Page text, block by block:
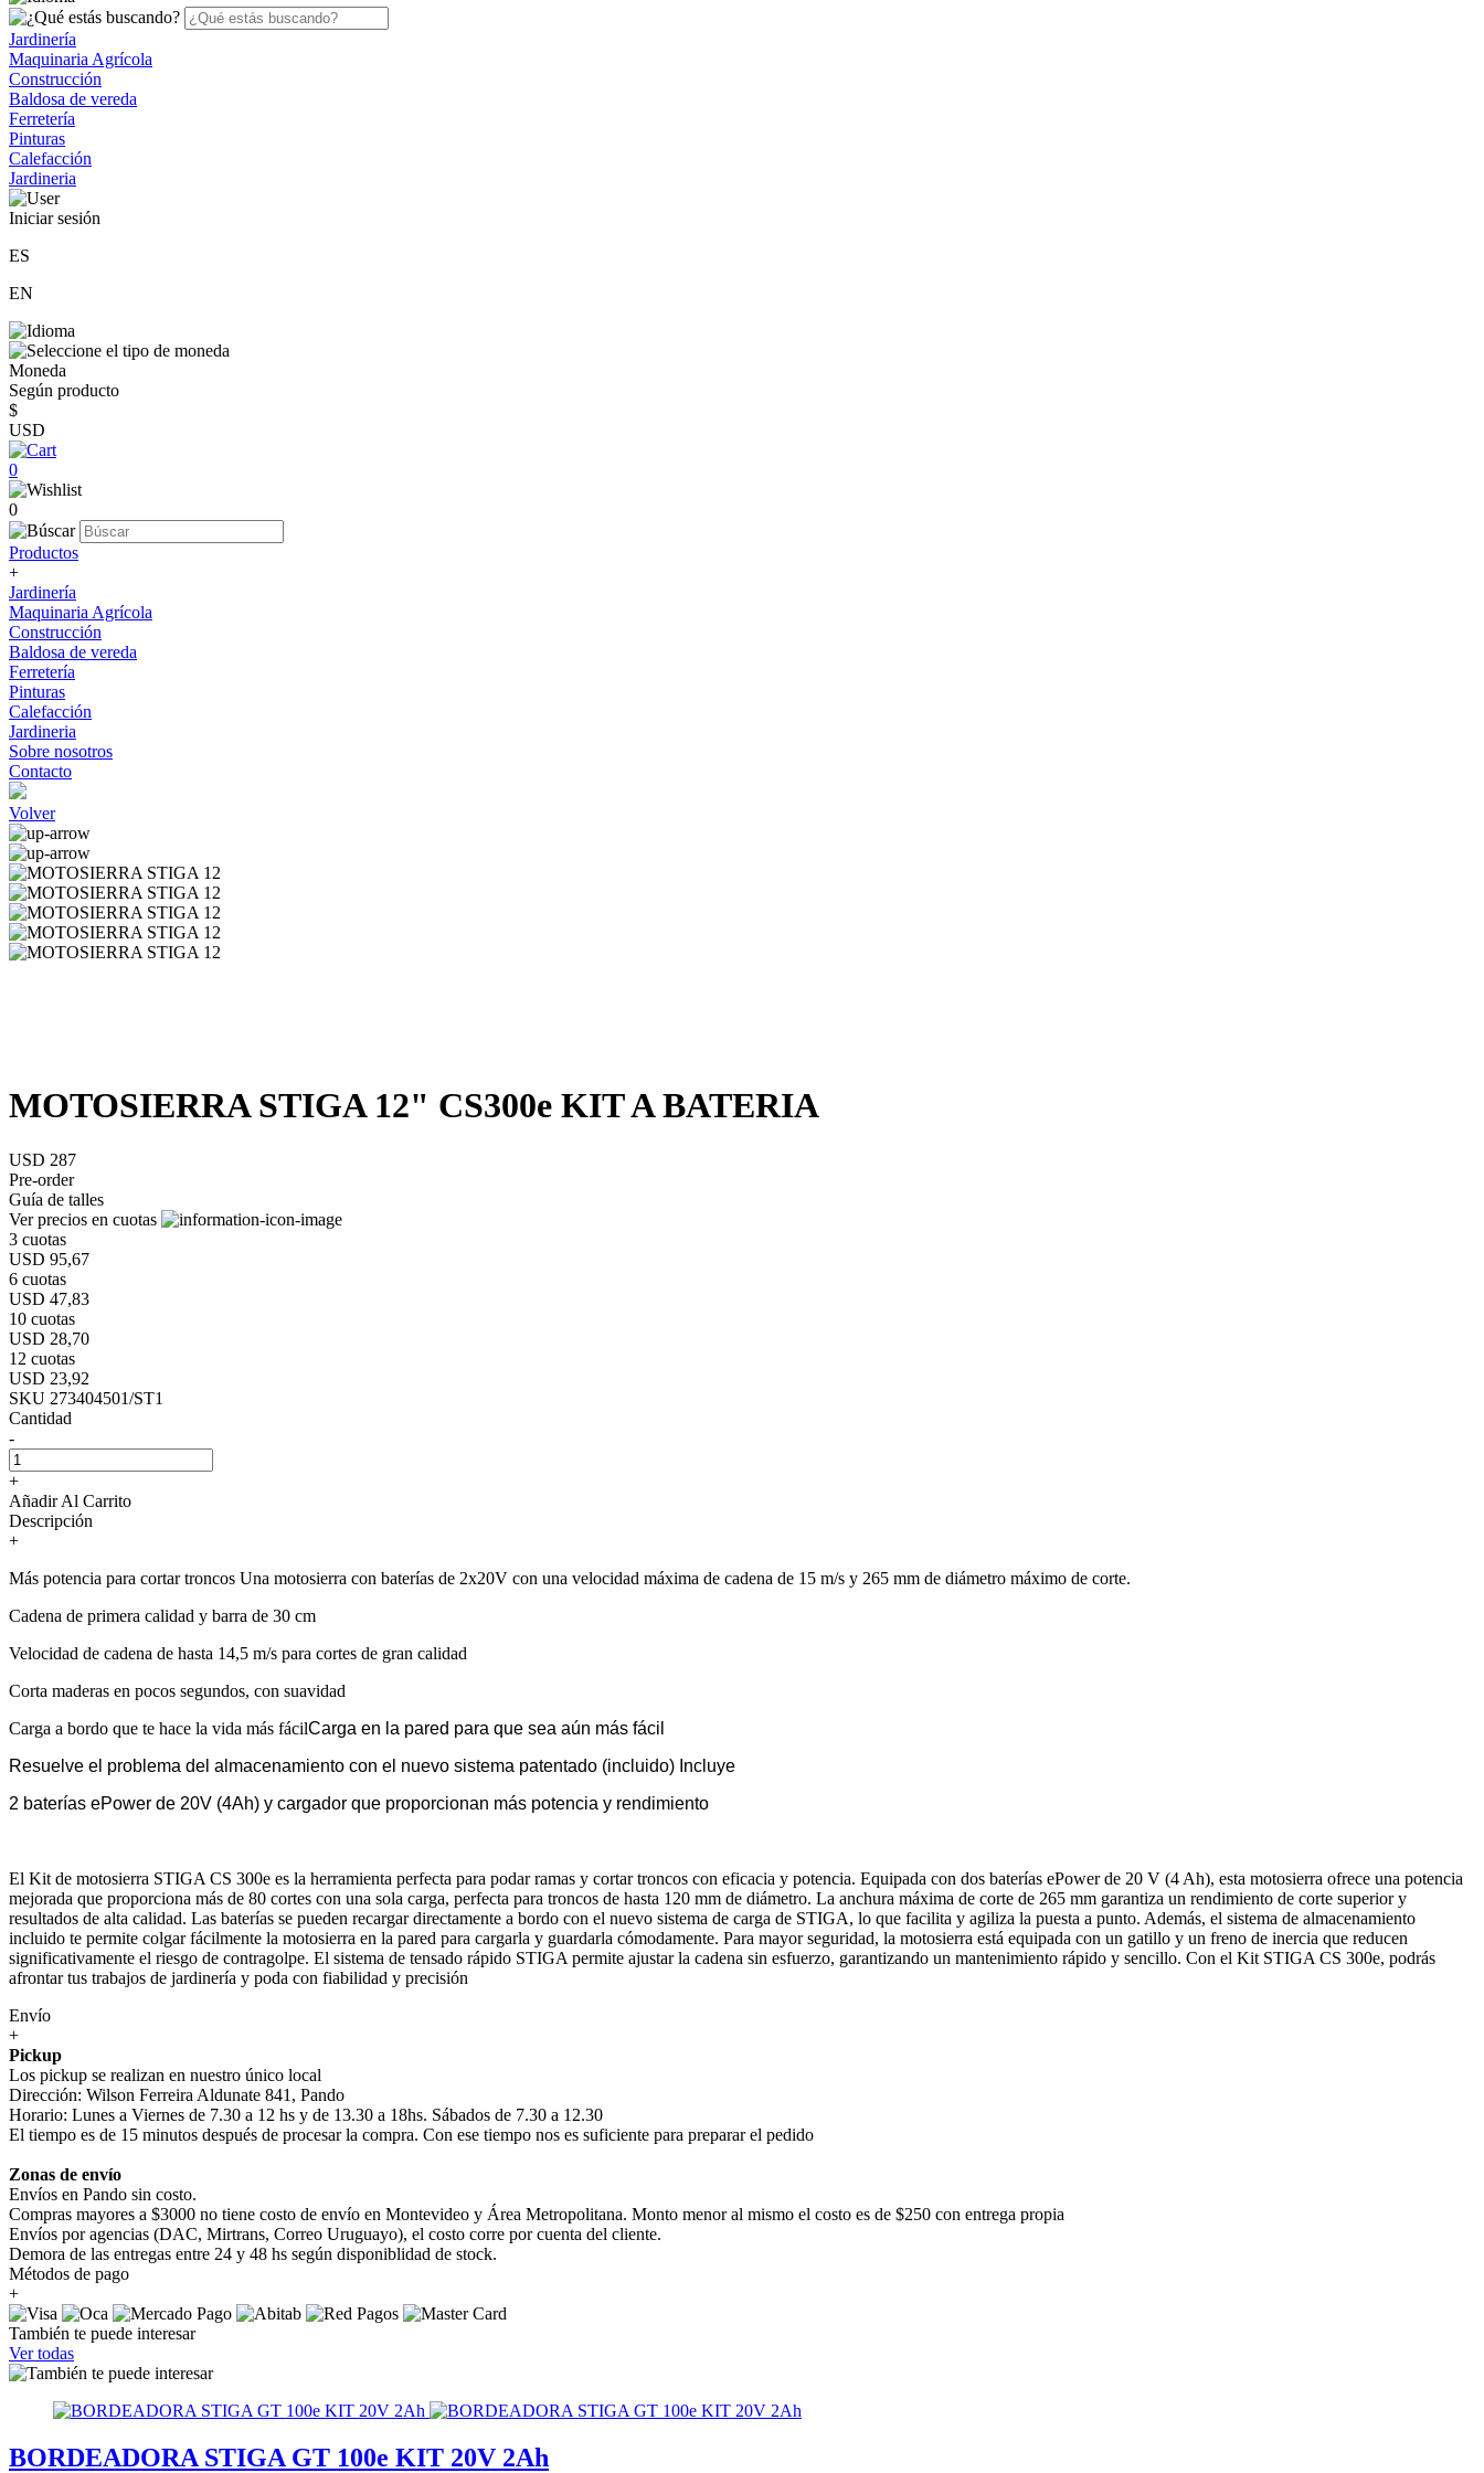
Jardinería
Maquinaria Agrícola
Construcción
Baldosa de vereda
Ferretería
Pinturas
Calefacción
Jardineria
Iniciar sesión
ES
EN
Moneda
Según producto
$
USD
0
0
Productos
+
Jardinería
Maquinaria Agrícola
Construcción
Baldosa de vereda
Ferretería
Pinturas
Calefacción
Jardineria
Sobre nosotros
Contacto
Volver
MOTOSIERRA STIGA 12" CS300e KIT A BATERIA
USD 287
Pre-order
Guía de talles
Ver precios en cuotas
3 cuotas
USD 95,67
6 cuotas
USD 47,83
10 cuotas
USD 28,70
12 cuotas
USD 23,92
SKU 273404501/ST1
Cantidad
-
+
Añadir Al Carrito
Descripción
+
Más potencia para cortar troncos Una motosierra con baterías de 2x20V con una velocidad máxima de cadena de 15 m/s y 265 mm de diámetro máximo de corte.
Cadena de primera calidad y barra de 30 cm
Velocidad de cadena de hasta 14,5 m/s para cortes de gran calidad
Corta maderas en pocos segundos, con suavidad
Carga a bordo que te hace la vida más fácilCarga en la pared para que sea aún más fácil
Resuelve el problema del almacenamiento con el nuevo sistema patentado (incluido) Incluye
2 baterías ePower de 20V (4Ah) y cargador que proporcionan más potencia y rendimiento
El Kit de motosierra STIGA CS 300e es la herramienta perfecta para podar ramas y cortar troncos con eficacia y potencia. Equipada con dos baterías ePower de 20 V (4 Ah), esta motosierra ofrece una potencia
mejorada que proporciona más de 80 cortes con una sola carga, perfecta para troncos de hasta 120 mm de diámetro. La anchura máxima de corte de 265 mm garantiza un rendimiento de corte superior y
resultados de alta calidad. Las baterías se pueden recargar directamente a bordo con el nuevo sistema de carga de STIGA, lo que facilita y agiliza la puesta a punto. Además, el sistema de almacenamiento
incluido te permite colgar fácilmente la motosierra en la pared para cargarla y guardarla cómodamente. Para mayor seguridad, la motosierra está equipada con un gatillo y un freno de inercia que reducen
significativamente el riesgo de contragolpe. El sistema de tensado rápido STIGA permite ajustar la cadena sin esfuerzo, garantizando un mantenimiento rápido y sencillo. Con el Kit STIGA CS 300e, podrás
afrontar tus trabajos de jardinería y poda con fiabilidad y precisión
Envío
+
Pickup
Los pickup se realizan en nuestro único local
Dirección: Wilson Ferreira Aldunate 841, Pando
Horario: Lunes a Viernes de 7.30 a 12 hs y de 13.30 a 18hs. Sábados de 7.30 a 12.30
El tiempo es de 15 minutos después de procesar la compra. Con ese tiempo nos es suficiente para preparar el pedido
Zonas de envío
Envíos en Pando sin costo.
Compras mayores a $3000 no tiene costo de envío en Montevideo y Área Metropolitana. Monto menor al mismo el costo es de $250 con entrega propia
Envíos por agencias (DAC, Mirtrans, Correo Uruguayo), el costo corre por cuenta del cliente.
Demora de las entregas entre 24 y 48 hs según disponiblidad de stock.
Métodos de pago
+
También te puede interesar
Ver todas
BORDEADORA STIGA GT 100e KIT 20V 2Ah